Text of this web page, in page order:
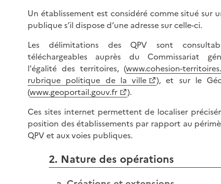
Un établissement est considéré comme situé sur
publique s’il dispose d’une adresse sur celle-ci.
Les délimitations des QPV sont
téléchargeables auprès du Commissariat
l'égalité des territoires, (www.cohesion-
rubrique politique de la ville
), et sur le
(www.geoportail.gouv.fr
).
Ces sites internet permettent de localiser
position des établissements par rapport au
QPV et aux voies publiques.
2. Nature des opérations